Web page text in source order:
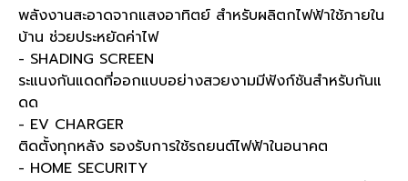
พลังงานสะอาดจากแสงอาทิตย์ สำหรับผลิตกไฟฟ้าใช้ภายใน
บ้าน ช่วยประหยัดค่าไฟ
- SHADING SCREEN
ระแนงกันแดดที่ออกแบบอย่างสวยงามมีฟังก์ชันสำหรับกันแ
ดด
- EV CHARGER
ติดตั้งทุกหลัง รองรับการใช้รถยนต์ไฟฟ้าในอนาคต
- HOME SECURITY